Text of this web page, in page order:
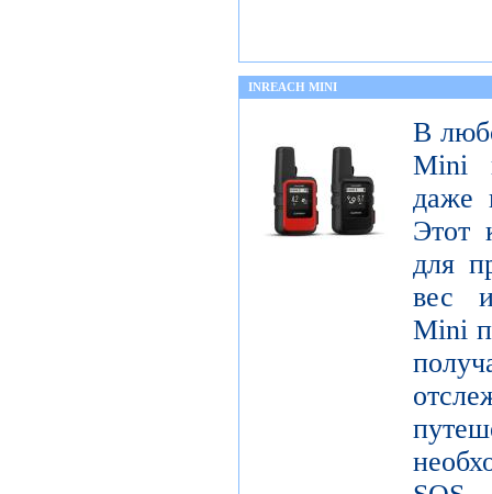
INREACH MINI
В
Mini
даже
Этот
для
вес
Mini